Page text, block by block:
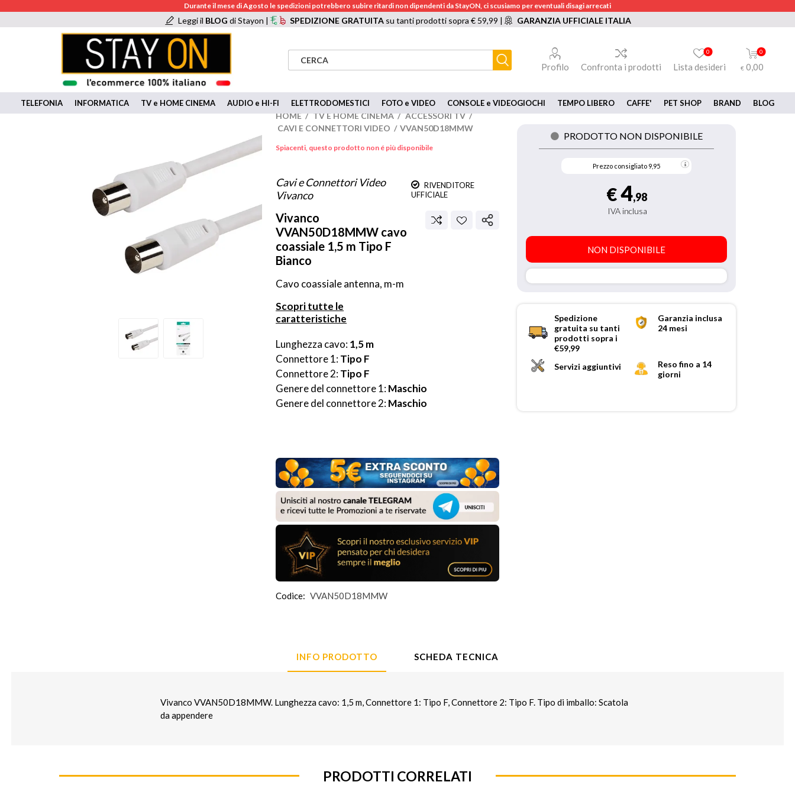
Durante il mese di Agosto le spedizioni potrebbero subire ritardi non dipendenti da StayON, ci scusiamo per eventuali disagi arrecati
Leggi il BLOGdi Stayon | SPEDIZIONE GRATUITAsu tanti prodotti sopra € 59,99 | GARANZIA UFFICIALE ITALIA
Profilo Confronta i prodotti Lista desideri
0 0
€ 0,00
TELEFONIA INFORMATICA TV e HOME CINEMA AUDIO e HI-FI ELETTRODOMESTICI FOTO e VIDEO CONSOLE e VIDEOGIOCHI TEMPO LIBERO CAFFE' PET SHOP BRAND BLOG
HOME / TV E HOME CINEMA / ACCESSORI TV /
CAVI E CONNETTORI VIDEO / VVAN50D18MMW
Spiacenti, questo prodotto non é più disponibile
Cavi e Connettori Video
Vivanco
RIVENDITORE
UFFICIALE
Vivanco
VVAN50D18MMW cavo
coassiale 1,5 m Tipo F
Bianco
Cavo coassiale antenna, m-m
Scopri tutte le
caratteristiche
Lunghezza cavo: 1,5 m
Connettore 1: Tipo F
Connettore 2: Tipo F
Genere del connettore 1: Maschio
Genere del connettore 2: Maschio
Codice: VVAN50D18MMW
PRODOTTO NON DISPONIBILE
Prezzo consigliato 9,95
€4,98
IVA inclusa
NON DISPONIBILE
Spedizione
gratuita su tanti
prodotti sopra i
€59,99
Garanzia inclusa
24 mesi
Servizi aggiuntivi
Reso fino a 14
giorni
INFO PRODOTTO SCHEDA TECNICA
Vivanco VVAN50D18MMW. Lunghezza cavo: 1,5 m, Connettore 1: Tipo F, Connettore 2: Tipo F. Tipo di imballo: Scatola
da appendere
PRODOTTI CORRELATI